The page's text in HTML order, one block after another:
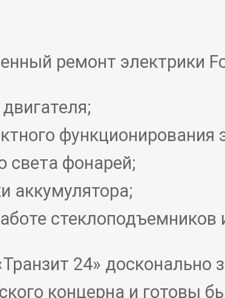
ремонт электрики
функционирования
света фонарей;
аккумулятора;
стеклоподъемников
24» досконально
концерна и готовы